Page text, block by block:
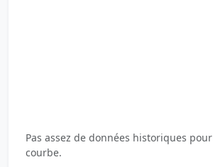
Pas assez de données historiques
courbe.